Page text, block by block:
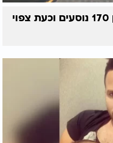
סכנה באוויר: טייס סיכן 170 נוסעים וכעת צפוי